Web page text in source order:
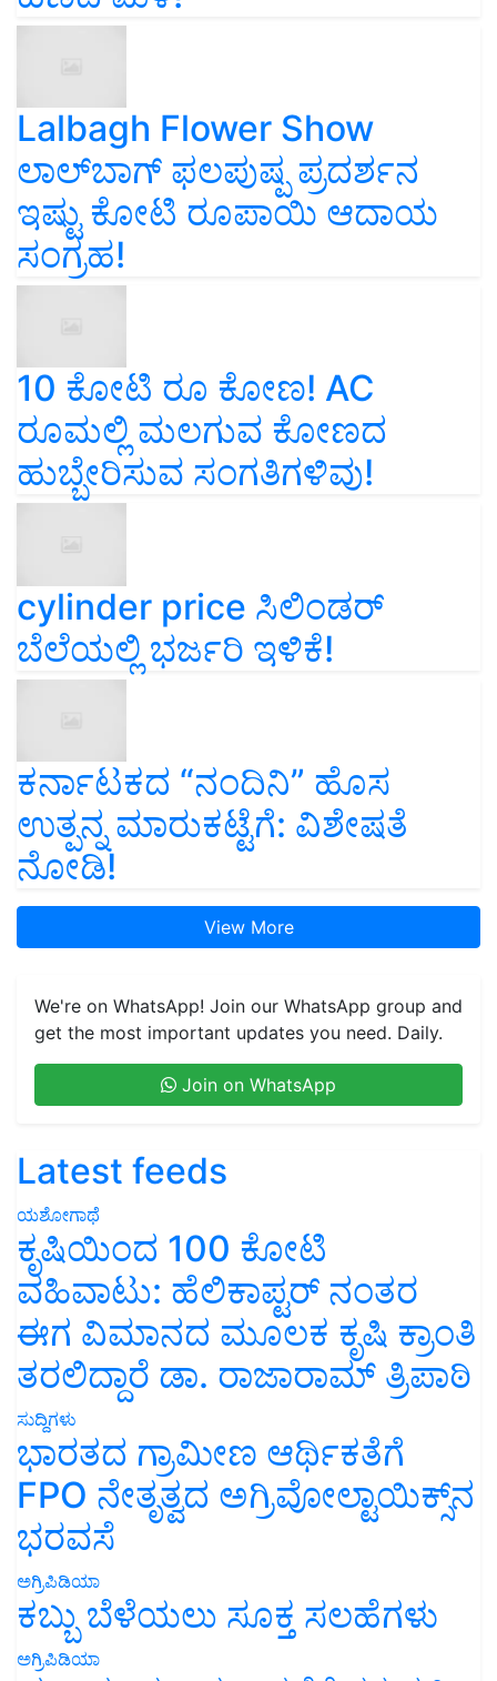
Lalbagh Flower Show
ಲಾಲ್‌ಬಾಗ್ ಫಲಪುಷ್ಪ ಪ್ರದರ್ಶನ
ಇಷ್ಟು ಕೋಟಿ ರೂಪಾಯಿ ಆದಾಯ
ಸಂಗ್ರಹ!
10 ಕೋಟಿ ರೂ ಕೋಣ! AC
ರೂಮಲ್ಲಿ ಮಲಗುವ ಕೋಣದ
ಹುಬ್ಬೇರಿಸುವ ಸಂಗತಿಗಳಿವು!
cylinder price ಸಿಲಿಂಡರ್‌
ಬೆಲೆಯಲ್ಲಿ ಭರ್ಜರಿ ಇಳಿಕೆ!
ಕರ್ನಾಟಕದ “ನಂದಿನಿ” ಹೊಸ
ಉತ್ಪನ್ನ ಮಾರುಕಟ್ಟೆಗೆ: ವಿಶೇಷತೆ
ನೋಡಿ!
View More
We're on WhatsApp! Join our WhatsApp group and
get the most important updates you need. Daily.
Join on WhatsApp
Latest feeds
ಯಶೋಗಾಥೆ
ಕೃಷಿಯಿಂದ 100 ಕೋಟಿ
ವಹಿವಾಟು: ಹೆಲಿಕಾಪ್ಟರ್ ನಂತರ
ಈಗ ವಿಮಾನದ ಮೂಲಕ ಕೃಷಿ ಕ್ರಾಂತಿ
ತರಲಿದ್ದಾರೆ ಡಾ. ರಾಜಾರಾಮ್ ತ್ರಿಪಾಠಿ
ಸುದ್ದಿಗಳು
ಭಾರತದ ಗ್ರಾಮೀಣ ಆರ್ಥಿಕತೆಗೆ
FPO ನೇತೃತ್ವದ ಅಗ್ರಿವೋಲ್ಟಾಯಿಕ್ಸ್‌ನ
ಭರವಸೆ
ಅಗ್ರಿಪಿಡಿಯಾ
ಕಬ್ಬು ಬೆಳೆಯಲು ಸೂಕ್ತ ಸಲಹೆಗಳು
ಅಗ್ರಿಪಿಡಿಯಾ